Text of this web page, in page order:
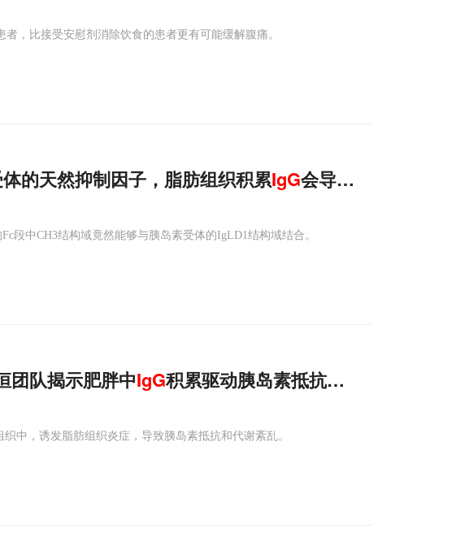
，比接受安慰剂消除饮食的患者更有可能缓解腹痛。
的天然抑制因子，脂肪组织积累IgG会导致胰岛素抵抗
Fc段中CH3结构域竟然能够与胰岛素受体的IgLD1结构域结合。
团队揭示肥胖中IgG积累驱动胰岛素抵抗和慢性炎症
中，诱发脂肪组织炎症，导致胰岛素抵抗和代谢紊乱。